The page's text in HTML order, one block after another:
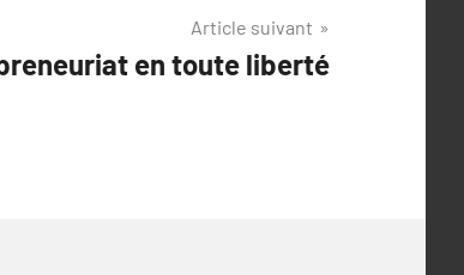
Article suivant
en toute liberté